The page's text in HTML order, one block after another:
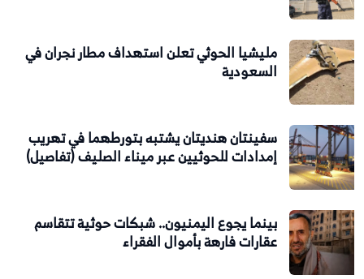
مليشيا الحوثي تعلن استهداف مطار نجران في
السعودية
سفينتان هنديتان يشتبه بتورطهما في تهريب
إمدادات للحوثيين عبر ميناء الصليف (تفاصيل)
بينما يجوع اليمنيون.. شبكات حوثية تتقاسم
عقارات فارهة بأموال الفقراء